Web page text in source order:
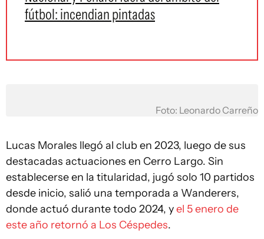
fútbol: incendian pintadas
Foto: Leonardo Carreño
Lucas Morales llegó al club en 2023, luego de sus
destacadas actuaciones en Cerro Largo. Sin
establecerse en la titularidad, jugó solo 10 partidos
desde inicio, salió una temporada a Wanderers,
donde actuó durante todo 2024, yel 5 enero de
este año retornó a Los Céspedes.